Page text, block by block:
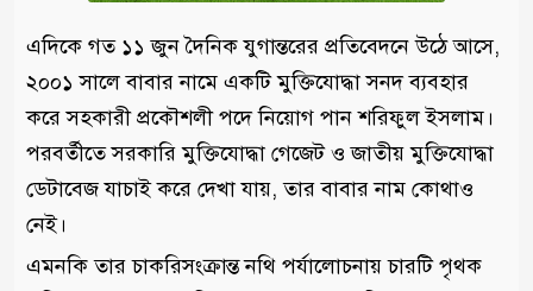
এদিকে গত ১১ জুন দৈনিক যুগান্তরের প্রতিবেদনে উঠে আসে,
২০০১ সালে বাবার নামে একটি মুক্তিযোদ্ধা সনদ ব্যবহার
করে সহকারী প্রকৌশলী পদে নিয়োগ পান শরিফুল ইসলাম।
পরবর্তীতে সরকারি মুক্তিযোদ্ধা গেজেট ও জাতীয় মুক্তিযোদ্ধা
ডেটাবেজ যাচাই করে দেখা যায়, তার বাবার নাম কোথাও
নেই।
এমনকি তার চাকরিসংক্রান্ত নথি পর্যালোচনায় চারটি পৃথক